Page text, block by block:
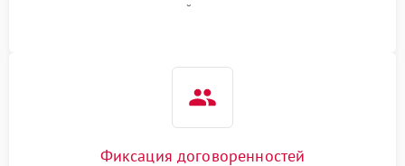
гарантийные условия
Фиксация договоренностей